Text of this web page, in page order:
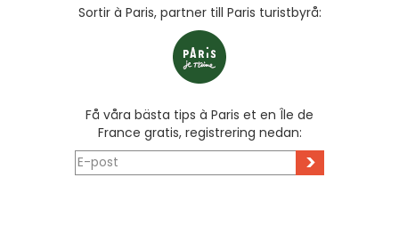
Sortir à Paris, partner till Paris turistbyrå:
Få våra bästa tips à Paris et en Île de
France gratis, registrering nedan:
>